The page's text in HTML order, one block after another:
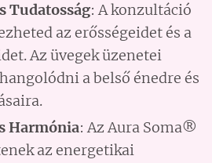
Tudatosság: A konzultáció
az erősségeidet és a
Az üvegek üzenetei
a belső énedre és
Harmónia: Az Aura Soma®
az energetikai